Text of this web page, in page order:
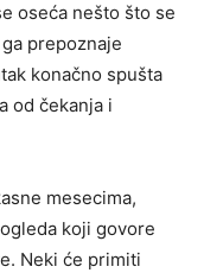
oseća nešto što se
prepoznaje
konačno spušta
od čekanja i
mesecima,
koji govore
Neki će primiti